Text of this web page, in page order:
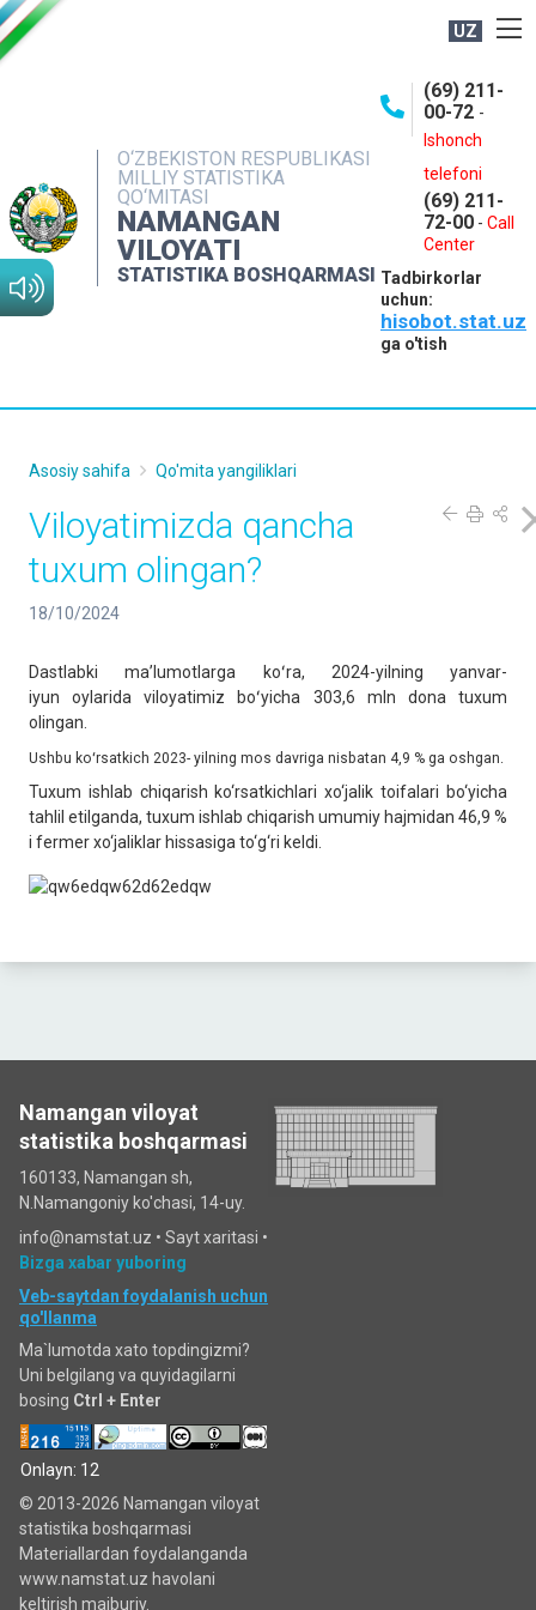
UZ
O‘ZBEKISTON RESPUBLIKASI
MILLIY STATISTIKA
QO‘MITASI
NAMANGAN
VILOYATI
STATISTIKA BOSHQARMASI
(69) 211-
00-72 -
Ishonch
telefoni
(69) 211-
72-00 - Call
Center
Tadbirkorlar
uchun:
hisobot.stat.uz
ga o'tish
NASHRLAR
INTERAKTIV XIZMATLAR
MATBUOT XIZMATI
MUROJAATLAR
Asosiy sahifa Qo'mita yangiliklari
Viloyatimizda qancha
tuxum olingan?
18/10/2024
Dastlabki maʼlumotlarga koʻra, 2024-yilning yanvar-
iyun oylarida viloyatimiz boʻyicha 303,6 mln dona tuxum
olingan.
Ushbu koʻrsatkich 2023- yilning mos davriga nisbatan 4,9 % ga oshgan.
Tuxum ishlab chiqarish ko‘rsatkichlari xo‘jalik toifalari bo‘yicha
tahlil etilganda, tuxum ishlab chiqarish umumiy hajmidan 46,9 %
i fermer xo‘jaliklar hissasiga to‘g‘ri keldi.
Namangan viloyat
statistika boshqarmasi
160133, Namangan sh,
N.Namangoniy ko'chasi, 14-uy.
info@namstat.uz • Sayt xaritasi •
Bizga xabar yuboring
Veb-saytdan foydalanish uchun
qo'llanma
Ma`lumotda xato topdingizmi?
Uni belgilang va quyidagilarni
bosing Ctrl + Enter
Onlayn: 12
© 2013-2026 Namangan viloyat
statistika boshqarmasi
Materiallardan foydalanganda
www.namstat.uz havolani
keltirish majburiy.